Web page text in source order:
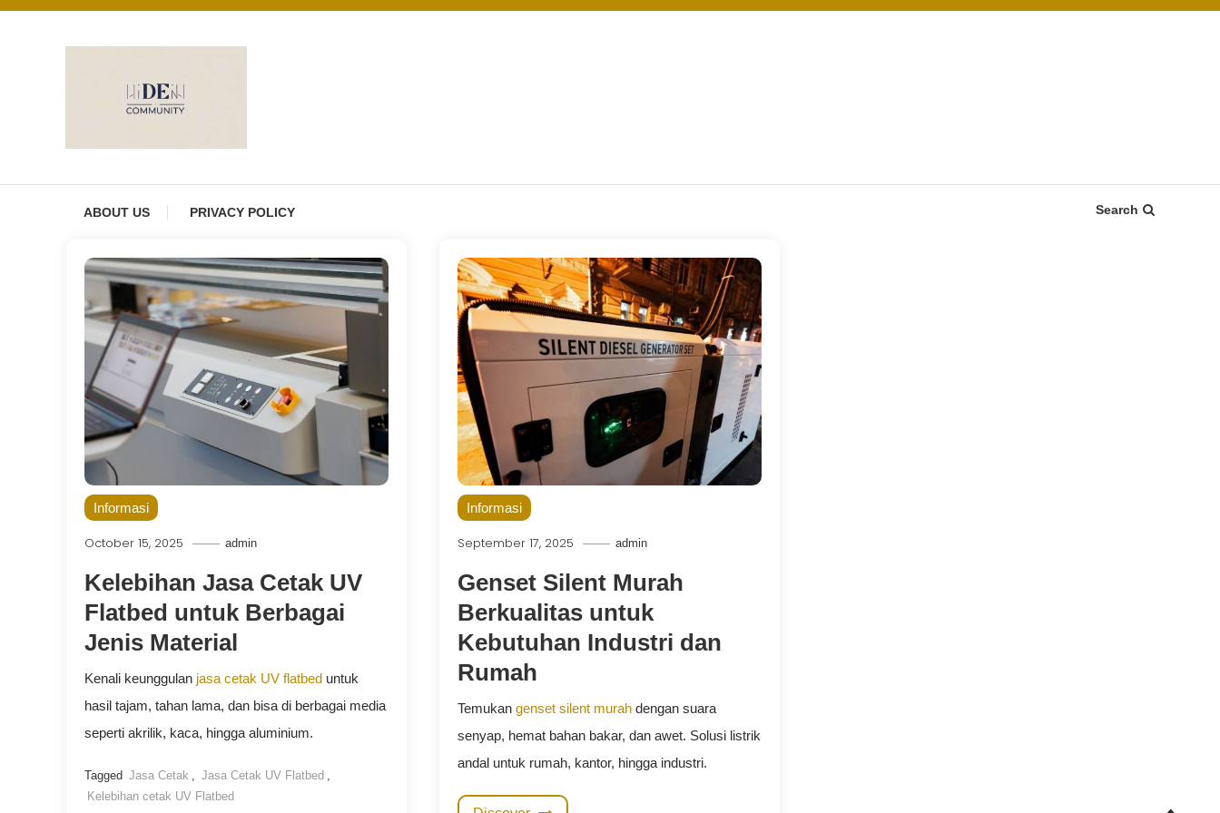
Skip
ABOUT US PRIVACY POLICY Search
Informasi
October 15, 2025 admin
Kelebihan Jasa Cetak UV
Flatbed untuk Berbagai
Jenis Material
Kenali keunggulan jasa cetak UV flatbed untuk
hasil tajam, tahan lama, dan bisa di berbagai media
seperti akrilik, kaca, hingga aluminium.
Tagged Jasa Cetak , Jasa Cetak UV Flatbed ,
Kelebihan cetak UV Flatbed
Informasi
September 17, 2025 admin
Genset Silent Murah
Berkualitas untuk
Kebutuhan Industri dan
Rumah
Temukangenset silent murah dengan suara
senyap, hemat bahan bakar, dan awet. Solusi listrik
andal untuk rumah, kantor, hingga industri.